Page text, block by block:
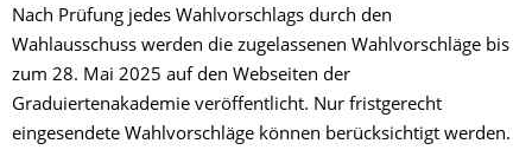
Nach Prüfung jedes Wahlvorschlags durch den
Wahlausschuss werden die zugelassenen Wahlvorschläge bis
zum 28. Mai 2025 auf den Webseiten der
Graduiertenakademie veröffentlicht. Nur fristgerecht
eingesendete Wahlvorschläge können berücksichtigt werden.